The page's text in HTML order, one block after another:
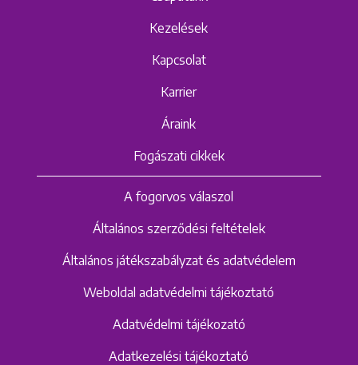
Kezelések
Kapcsolat
Karrier
Áraink
Fogászati cikkek
A fogorvos válaszol
Általános szerződési feltételek
Általános játékszabályzat és adatvédelem
Weboldal adatvédelmi tájékoztató
Adatvédelmi tájékozató
Adatkezelési tájékoztató